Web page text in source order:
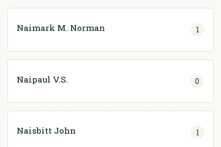
Naimark M. Norman 1
Naipaul V.S. 0
Naisbitt John 1